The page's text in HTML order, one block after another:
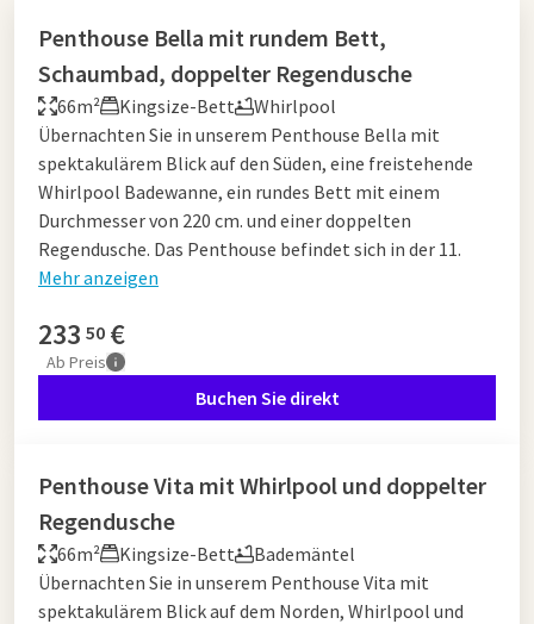
Penthouse Bella mit rundem Bett,
Schaumbad, doppelter Regendusche
66m² Kingsize-Bett
Whirlpool
Übernachten Sie in unserem Penthouse Bella mit
spektakulärem Blick auf den Süden, eine freistehende
Whirlpool Badewanne, ein rundes Bett mit einem
Durchmesser von 220 cm. und einer doppelten
Regendusche. Das Penthouse befindet sich in der 11.
Mehr anzeigen
233 50 €
Ab Preis
Buchen Sie direkt
Penthouse Vita mit Whirlpool und doppelter
Regendusche
66m² Kingsize-Bett
Bademäntel
Übernachten Sie in unserem Penthouse Vita mit
spektakulärem Blick auf dem Norden, Whirlpool und